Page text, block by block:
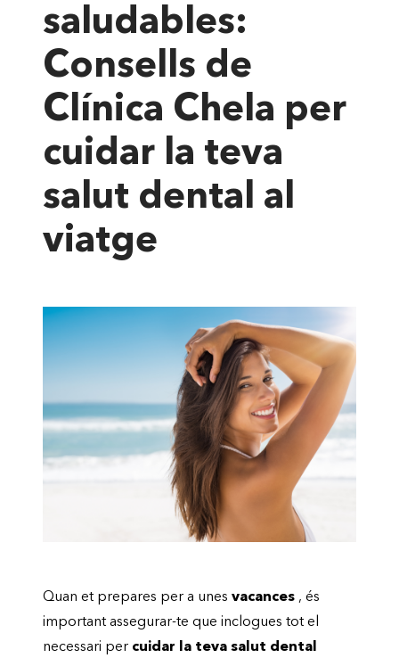
saludables:
Consells de
Clínica Chela per
cuidar la teva
salut dental al
viatge
Quan et prepares per a unes vacances , és
important assegurar-te que inclogues tot el
necessari per cuidar la teva salut dental